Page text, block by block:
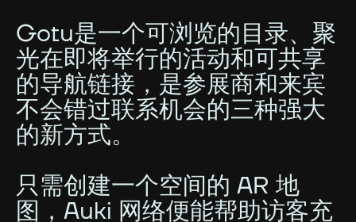
Gotu是一个可浏览的目录、聚
光在即将举行的活动和可共享
的导航链接，是参展商和来宾
不会错过联系机会的三种强大
的新方式。
只需创建一个空间的 AR 地
图，Auki 网络便能帮助访客充